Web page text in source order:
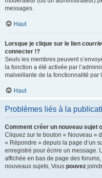
messages.
Haut
Lorsque je clique sur le lien
connecter !?
Seuls les membres peuvent
la fonction a été activée par
malveillante de la fonctionnalité par
Haut
Problèmes liés à la
Comment créer un nouveau sujet
Cliquez sur le bouton « Nouveau »
« Répondre » depuis la page d’un
enregistré pour écrire un message.
affichée en bas de page des
nouveaux sujets, Vous pouvez